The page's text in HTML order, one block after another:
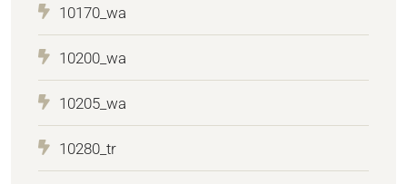
10170_wa
10200_wa
10205_wa
10280_tr